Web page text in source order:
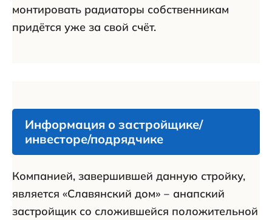
монтировать радиаторы собственникам
придётся уже за свой счёт.
Информация о застройщике/
инвесторе/подрядчике
Компанией, завершившей данную стройку,
является «Славянский дом» ‒ анапский
застройщик со сложившейся положительной